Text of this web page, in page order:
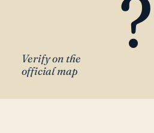
?
Verify on the
official map